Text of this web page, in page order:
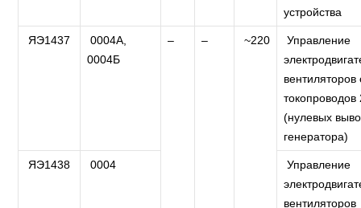
устройства
ЯЭ1437
0004А,
0004Б
– – ~220
Управление
вентиляторов
токопроводов
(нулевых
генератора)
ЯЭ1438 0004
Управление
вентиляторов